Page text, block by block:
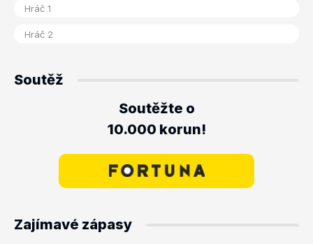
Soutěž
Soutěžte o
10.000 korun!
Zajímavé zápasy